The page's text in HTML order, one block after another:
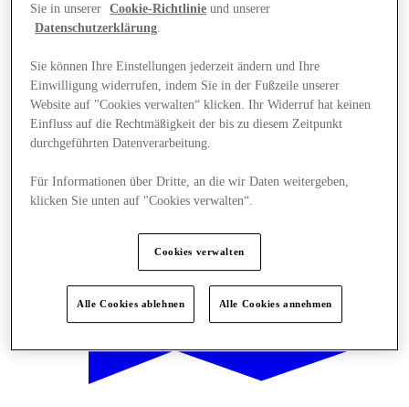
Angebote
Sie in unserer
Cookie-Richtlinie und unserer
Datenschutzerklärung
Sie können Ihre Einstellungen jederzeit ändern und Ihre
Einwilligung widerrufen, indem Sie in der Fußzeile unserer
Website auf "Cookies verwalten“ klicken. Ihr Widerruf hat keinen
Einfluss auf die Rechtmäßigkeit der bis zu diesem Zeitpunkt
durchgeführten Datenverarbeitung.
Für Informationen über Dritte, an die wir Daten weitergeben,
klicken Sie unten auf "Cookies verwalten“.
Cookies verwalten
Alle Cookies ablehnen Alle Cookies annehmen